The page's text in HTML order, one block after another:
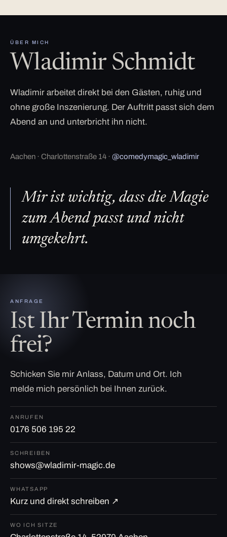
ÜBER MICH
Wladimir Schmidt
Wladimir arbeitet direkt bei den Gästen, ruhig und
ohne große Inszenierung. Der Auftritt passt sich dem
Abend an und unterbricht ihn nicht.
Aachen · Charlottenstraße 14 · @comedymagic_wladimir
Mir ist wichtig, dass die Magie
zum Abend passt und nicht
umgekehrt.
ANFRAGE
Ist Ihr Termin noch
frei?
Schicken Sie mir Anlass, Datum und Ort. Ich
melde mich persönlich bei Ihnen zurück.
ANRUFEN
0176 506 195 22
SCHREIBEN
shows@wladimir-magic.de
WHATSAPP
Kurz und direkt schreiben ↗
WO ICH SITZE